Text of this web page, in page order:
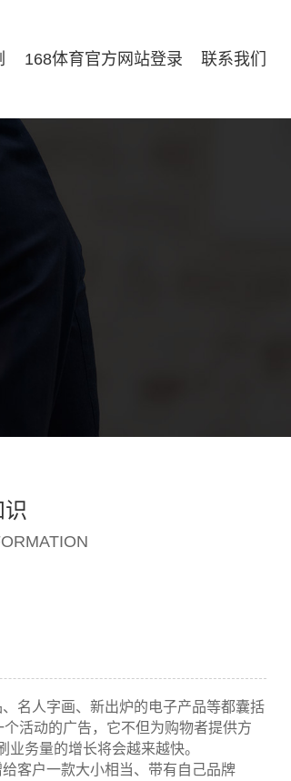
168体育官方网站登录 联系我们
名人字画、新出炉的电子产品等都囊括
活动的广告，它不但为购物者提供方
务量的增长将会越来越快。
客户一款大小相当、带有自己品牌